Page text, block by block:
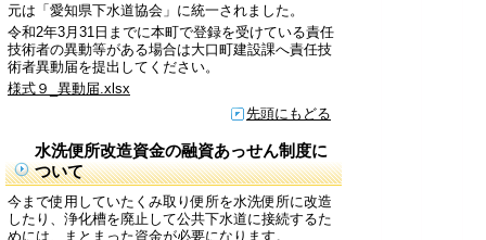
元は「愛知県下水道協会」に統一されました。
令和2年3月31日までに本町で登録を受けている責任
技術者の異動等がある場合は大口町建設課へ責任技
術者異動届を提出してください。
様式９_異動届.xlsx
先頭にもどる
水洗便所改造資金の融資あっせん制度に
ついて
今まで使用していたくみ取り便所を水洗便所に改造
したり、浄化槽を廃止して公共下水道に接続するた
めには、まとまった資金が必要になります。